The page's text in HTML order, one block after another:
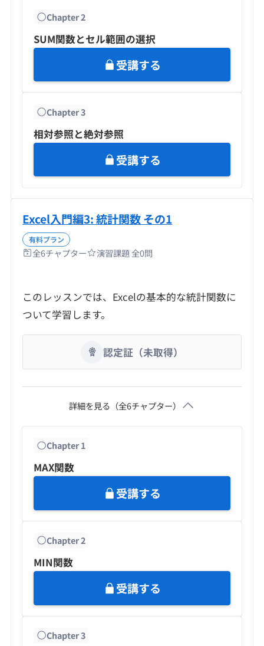
Chapter2
SUM関数とセル範囲の選択
受講する
Chapter3
相対参照と絶対参照
受講する
Excel入門編3: 統計関数 その1
全6チャプター 演習課題 全0問
有料プラン
このレッスンでは、Excelの基本的な統計関数に
ついて学習します。
認定証（未取得）
詳細を見る（全6チャプター）
Chapter1
MAX関数
受講する
Chapter2
MIN関数
受講する
Chapter3